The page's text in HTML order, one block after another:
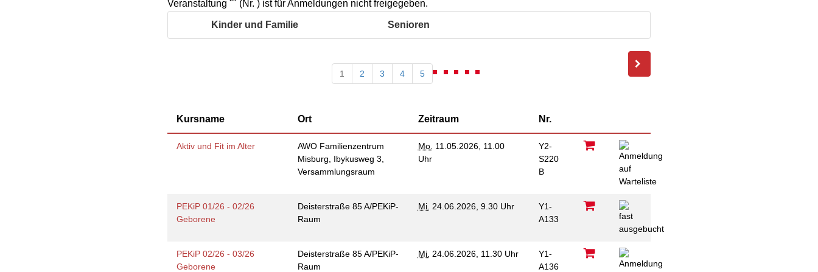
Wohnen
Beratung für Frauen bei
häuslicher Gewalt
Frauenhaus in der
Kommunikation und
Teilhabe
Veranstaltung "" (Nr. ) ist für Anmeldungen nicht freigegeben.
Kinder und Familie Senioren
1 2 3 4 5
Kursname Ort Zeitraum Nr.
Aktiv und Fit im Alter
AWO Familienzentrum
Misburg, Ibykusweg 3,
Versammlungsraum
Mo. 11.05.2026, 11.00
Uhr
Y2-
S220
B
PEKiP 01/26 - 02/26
Geborene
Deisterstraße 85 A/PEKiP-
Raum
Mi. 24.06.2026, 9.30 Uhr
Y1-
A133
PEKiP 02/26 - 03/26
Geborene
Deisterstraße 85 A/PEKiP-
Raum
Mi. 24.06.2026, 11.30 Uhr
Y1-
A136